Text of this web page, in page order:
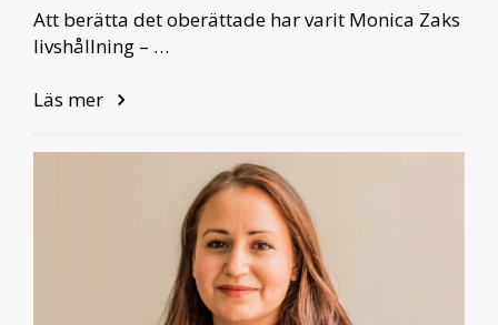
Att berätta det oberättade har varit Monica Zaks
livshållning – …
Läs mer